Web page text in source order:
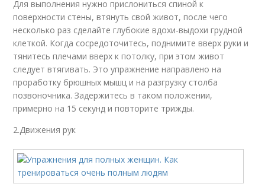
Для выполнения нужно прислониться спиной к
поверхности стены, втянуть свой живот, после чего
несколько раз сделайте глубокие вдохи-выдохи грудной
клеткой. Когда сосредоточитесь, поднимите вверх руки и
тянитесь плечами вверх к потолку, при этом живот
следует втягивать. Это упражнение направлено на
проработку брюшных мышц и на разгрузку столба
позвоночника. Задержитесь в таком положении,
примерно на 15 секунд и повторите трижды.
2.Движения рук